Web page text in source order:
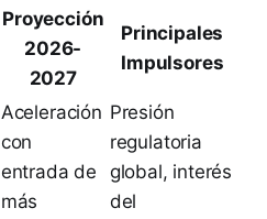
Proyección
2026-
2027
Principales
Impulsores
Aceleración
con
entrada de
más
Presión
regulatoria
global, interés
del